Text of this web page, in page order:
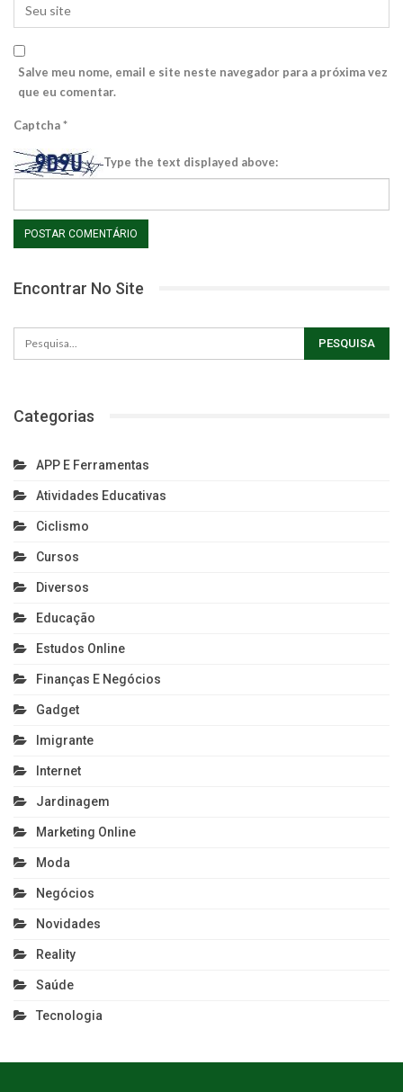
Salve meu nome, email e site neste navegador para a próxima vez
que eu comentar.
Captcha*
Type the text displayed above:
Encontrar No Site
Categorias
APP E Ferramentas
Atividades Educativas
Ciclismo
Cursos
Diversos
Educação
Estudos Online
Finanças E Negócios
Gadget
Imigrante
Internet
Jardinagem
Marketing Online
Moda
Negócios
Novidades
Reality
Saúde
Tecnologia